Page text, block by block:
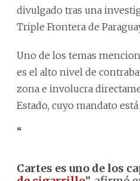
divulgado tras una
Triple Frontera de
Uno de los temas
es el alto nivel de
zona e involucra
Estado, cuyo mandato
“
Cartes es uno de los